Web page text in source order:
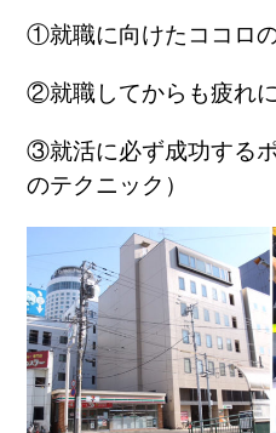
①就職に向けたココロ
②就職してからも疲れ
③就活に必ず成功する
のテクニック）